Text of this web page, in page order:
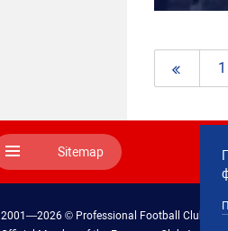
1
Sitemap
2001—2026 © Professional Football Club